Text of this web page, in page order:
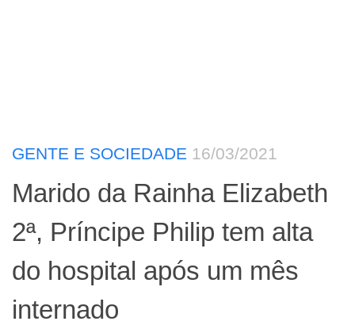
GENTE E SOCIEDADE 16/03/2021
Marido da Rainha Elizabeth
2ª, Príncipe Philip tem alta
do hospital após um mês
internado